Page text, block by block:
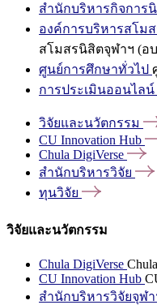
สำนักบริหารกิจการ
องค์การบริหารสโม
สโมสรนิสิตจุฬาฯ (อ
ศูนย์การศึกษาทั่วไป
การประเมินออนไลน์
วิจัยและนวัตกรรม
CU Innovation Hub
Chula DigiVerse
สำนักบริหารวิจัย
ทุนวิจัย
วิจัยและนวัตกรรม
Chula DigiVerse
CU Innovation Hub
สำนักบริหารวิจัยจุฬา